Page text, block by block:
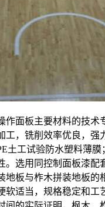
面板主要材料的技术
，铣削效率优良，强
土工试验防水塑料薄
选用同控制面板漆配
板与柞木拼装地板的
适当，规格稳定和工